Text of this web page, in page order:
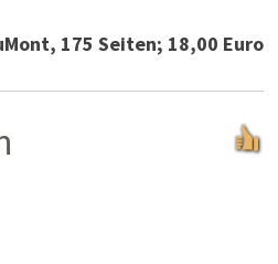
175 Seiten; 18,00 Euro